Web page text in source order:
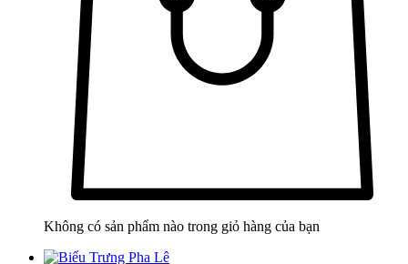
Không có sản phẩm nào trong giỏ hàng của bạn